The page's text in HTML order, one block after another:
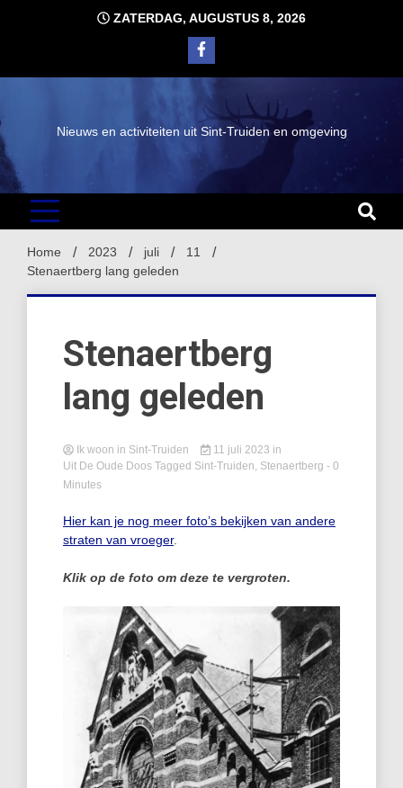
ZATERDAG, AUGUSTUS 8, 2026
Nieuws en activiteiten uit Sint-Truiden en omgeving
Home 2023 juli
11
Stenaertberg lang geleden
Stenaertberg
lang geleden
Ik woon in Sint-Truiden 11 juli 2023 in
Uit De Oude Doos Tagged Sint-Truiden, Stenaertberg - 0
Minutes
Hier kan je nog meer foto’s bekijken van andere
straten van vroeger.
Klik op de foto om deze te vergroten.